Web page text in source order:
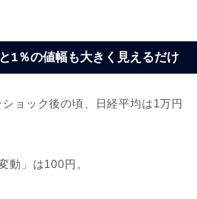
1％の値幅も大きく見えるだけ
ョック後の頃、日経平均は1万円
動」は100円。